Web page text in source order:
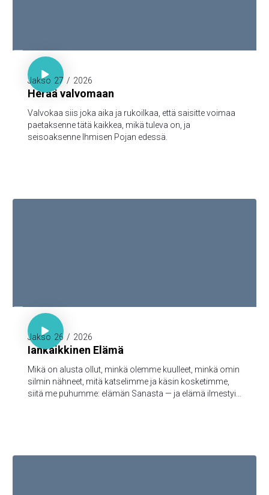
Luuk. 21:36

Jakso 27 / 2026
Herää valvomaan
Valvokaa siis joka aika ja rukoilkaa, että saisitte voimaa
paetaksenne tätä kaikkea, mikä tuleva on, ja
seisoaksenne Ihmisen Pojan edessä.
1. Joh. 1:1-3

Jakso 26 / 2026
Iankaikkinen Elämä
Mikä on alusta ollut, minkä olemme kuulleet, minkä omin
silmin nähneet, mitä katselimme ja käsin kosketimme,
siitä me puhumme: elämän Sanasta — ja elämä ilmestyi,
yhteys meidän kanssamme; ja meillä on yhteys Isän ja